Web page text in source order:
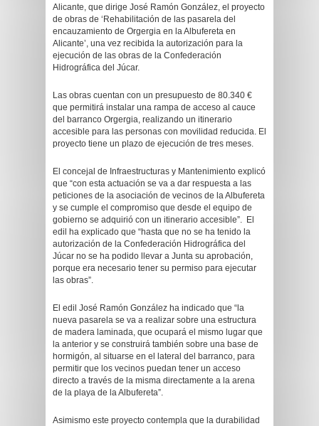
Alicante, que dirige José Ramón González, el proyecto
de obras de ‘Rehabilitación de las pasarela del
encauzamiento de Orgergia en la Albufereta en
Alicante’, una vez recibida la autorización para la
ejecución de las obras de la Confederación
Hidrográfica del Júcar.
Las obras cuentan con un presupuesto de 80.340 €
que permitirá instalar una rampa de acceso al cauce
del barranco Orgergia, realizando un itinerario
accesible para las personas con movilidad reducida. El
proyecto tiene un plazo de ejecución de tres meses.
El concejal de Infraestructuras y Mantenimiento explicó
que “con esta actuación se va a dar respuesta a las
peticiones de la asociación de vecinos de la Albufereta
y se cumple el compromiso que desde el equipo de
gobierno se adquirió con un itinerario accesible”. El
edil ha explicado que “hasta que no se ha tenido la
autorización de la Confederación Hidrográfica del
Júcar no se ha podido llevar a Junta su aprobación,
porque era necesario tener su permiso para ejecutar
las obras”.
El edil José Ramón González ha indicado que “la
nueva pasarela se va a realizar sobre una estructura
de madera laminada, que ocupará el mismo lugar que
la anterior y se construirá también sobre una base de
hormigón, al situarse en el lateral del barranco, para
permitir que los vecinos puedan tener un acceso
directo a través de la misma directamente a la arena
de la playa de la Albufereta”.
Asimismo este proyecto contempla que la durabilidad